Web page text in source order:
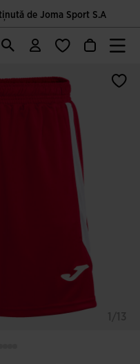
de Joma Sport S.A